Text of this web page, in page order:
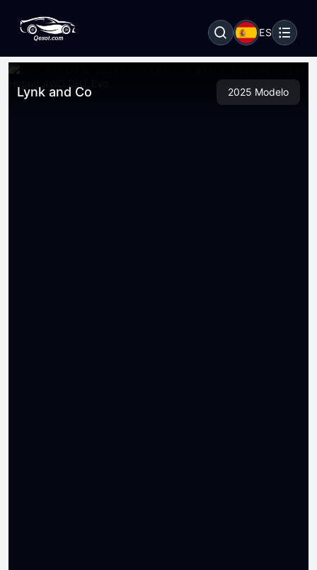
ES
Lynk and Co 2025 Modelo